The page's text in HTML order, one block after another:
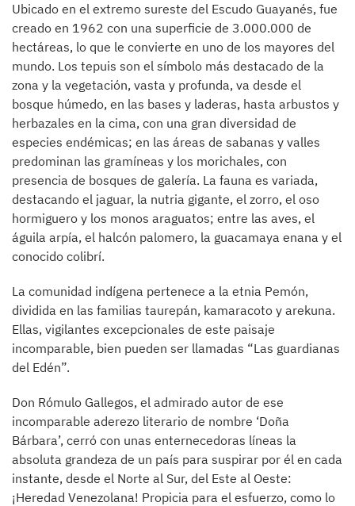
Ubicado en el extremo sureste del Escudo Guayanés, fue
creado en 1962 con una superficie de 3.000.000 de
hectáreas, lo que le convierte en uno de los mayores del
mundo. Los tepuis son el símbolo más destacado de la
zona y la vegetación, vasta y profunda, va desde el
bosque húmedo, en las bases y laderas, hasta arbustos y
herbazales en la cima, con una gran diversidad de
especies endémicas; en las áreas de sabanas y valles
predominan las gramíneas y los morichales, con
presencia de bosques de galería. La fauna es variada,
destacando el jaguar, la nutria gigante, el zorro, el oso
hormiguero y los monos araguatos; entre las aves, el
águila arpía, el halcón palomero, la guacamaya enana y el
conocido colibrí.
La comunidad indígena pertenece a la etnia Pemón,
dividida en las familias taurepán, kamaracoto y arekuna.
Ellas, vigilantes excepcionales de este paisaje
incomparable, bien pueden ser llamadas “Las guardianas
del Edén”.
Don Rómulo Gallegos, el admirado autor de ese
incomparable aderezo literario de nombre ‘Doña
Bárbara’, cerró con unas enternecedoras líneas la
absoluta grandeza de un país para suspirar por él en cada
instante, desde el Norte al Sur, del Este al Oeste:
¡Heredad Venezolana! Propicia para el esfuerzo, como lo